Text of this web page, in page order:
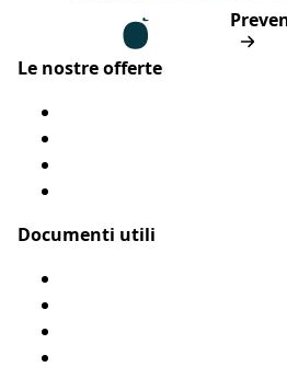
Le nostre offerte
Documenti utili